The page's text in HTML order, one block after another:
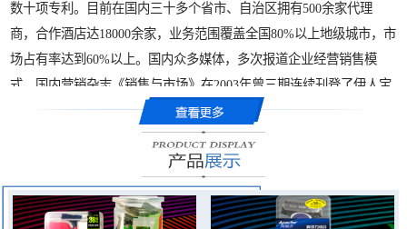
数十项专利。目前在国内三十多个省市、自治区拥有500余家代理
商，合作酒店达18000余家，业务范围覆盖全国80%以上地级城市，市
场占有率达到60%以上。国内众多媒体，多次报道企业经营销售模
式，国内营销杂志《销售与市场》在2003年曾三期连续刊登了伊人宝
营销创新案例。企业曾获得国内营销界相关部门颁发的“营销案例创
新金奖”，荣获国家发改委等十四部委联合认定的“中国酒店用品行业
影响力十大品牌”，企业法人狄学崑荣获中国力量“十大创新企业家”和
“爱国企业家”等称号。
伊人宝公司扩大产业布局，在云南海拔3000米以上的高原地区试